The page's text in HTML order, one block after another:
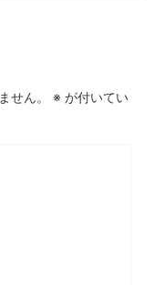
せん。 ※ が付いてい